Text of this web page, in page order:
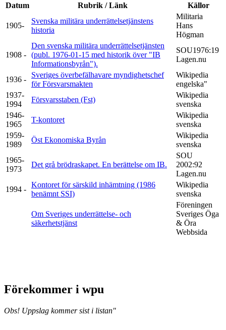
Datum Rubrik / Länk Källor
1905-
Svenska militära underrättelsetjänstens
historia
Militaria
Hans
Högman
1908 -
Den svenska militära underrättelsetjänsten
(publ. 1976-01-15 med historik över "IB
Informationsbyrån").
SOU1976:19
Lagen.nu
1936 -
Sveriges överbefälhavare myndighetschef
för Försvarsmakten
Wikipedia
engelska"
1937-
1994
Försvarsstaben (Fst)
Wikipedia
svenska
1946-
1965
T-kontoret
Wikipedia
svenska
1959-
1989
Öst Ekonomiska Byrån
Wikipedia
svenska
1965-
1973
Det grå brödraskapet. En berättelse om IB.
SOU
2002:92
Lagen.nu
1994 -
Kontoret för särskild inhämtning (1986
benämnt SSI)
Wikipedia
svenska
Om Sveriges underrättelse- och
säkerhetstjänst
Föreningen
Sveriges Öga
& Öra
Webbsida
Förekommer i wpu
Obs! Uppslag kommer sist i listan"